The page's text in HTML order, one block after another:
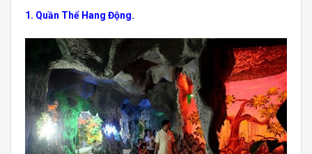
1. Quần Thể Hang Động.